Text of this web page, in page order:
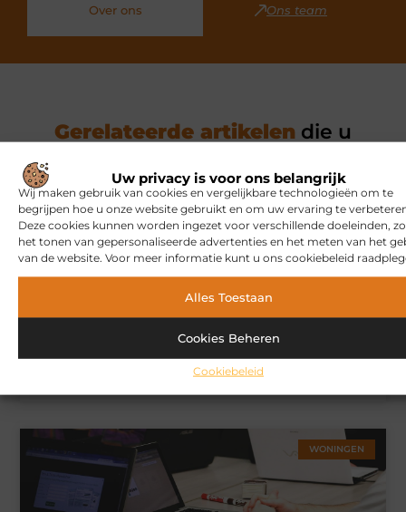
Uw privacy is voor ons belangrijk
Wij maken gebruik van cookies en vergelijkbare technologieën om te
begrijpen hoe u onze website gebruikt en om uw ervaring te
Deze cookies kunnen worden ingezet voor verschillende doeleinden,
het tonen van gepersonaliseerde advertenties en het meten van het
van de website. Voor meer informatie kunt u ons cookiebeleid
Alles Toestaan
Cookies Beheren
Cookiebeleid
Over ons Ons team
Gerelateerde artikelen die u
MARKETING
Hoe u een webshop laat bouwen die klaar is voor
WONINGEN